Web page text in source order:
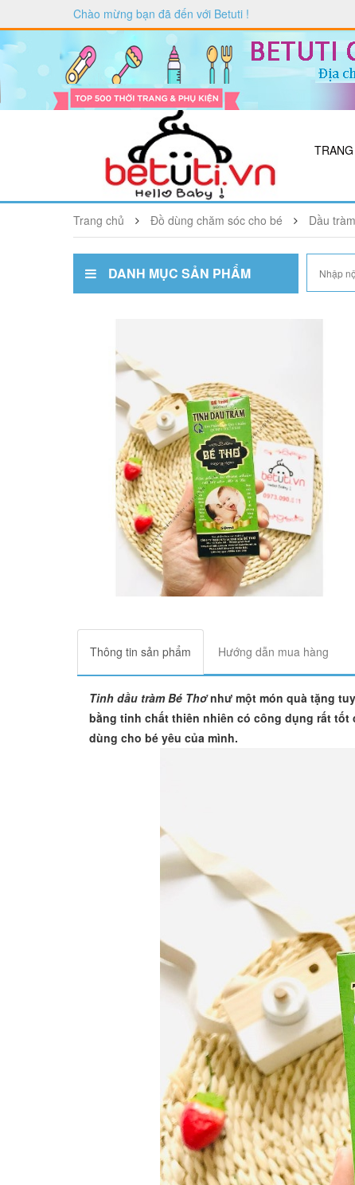
Chào mừng bạn đã đến với Betuti !
Trang chủ Đồ dùng chăm sóc cho bé Dầu
DANH MỤC SẢN PHẨM
Thông tin sản phẩm Hướng dẫn mua hàng
Tinh dầu tràm Bé Thơnhư một món quà tặng
bằng tinh chất thiên nhiên có công dụng rất
dùng cho bé yêu của mình.